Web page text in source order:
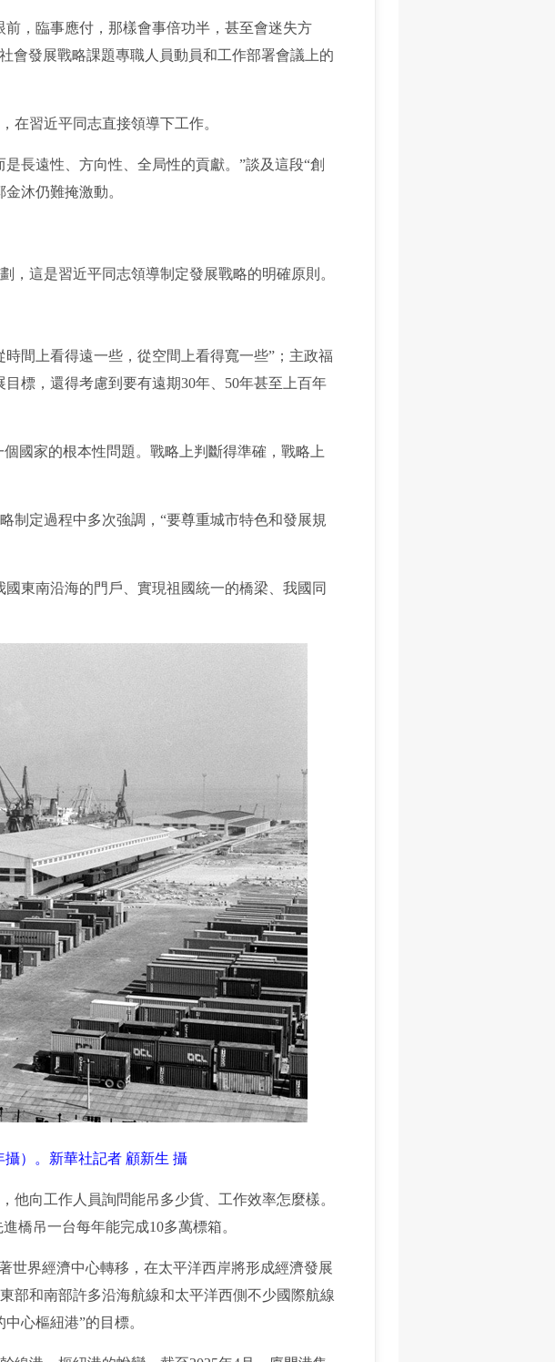
，臨事應付，那樣會事倍功半，甚至會迷失方
會發展戰略課題專職人員動員和工作部署會議上的
習近平同志直接領導下工作。
遠性、方向性、全局性的貢獻。”談及這段“創
沐仍難掩激動。
這是習近平同志領導制定發展戰略的明確原則。
間上看得遠一些，從空間上看得寬一些”；主政福
標，還得考慮到要有遠期30年、50年甚至上百年
國家的根本性問題。戰略上判斷得準確，戰略上
定過程中多次強調，“要尊重城市特色和發展規
南沿海的門戶、實現祖國統一的橋梁、我國同
）。新華社記者 顧新生 攝
向工作人員詢問能吊多少貨、工作效率怎麼樣。
橋吊一台每年能完成10多萬標箱。
界經濟中心轉移，在太平洋西岸將形成經濟發展
部和南部許多沿海航線和太平洋西側不少國際航線
心樞紐港”的目標。